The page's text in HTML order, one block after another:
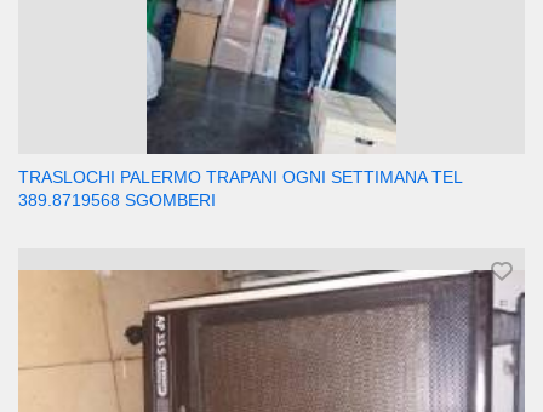
TRASLOCHI PALERMO TRAPANI OGNI SETTIMANA TEL
389.8719568 SGOMBERI